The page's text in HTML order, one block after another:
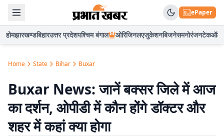
ePaper
होमझारखण्डबिहारउत्तर प्रदेशपश्चिम बंगाल ओरिजिनलएजुकेशनबिजनेसमनोरंजनटेकऑटो
Home State Bihar Buxar
Buxar News: जानें बक्सर जिले में आज
का दर्शन, ओपीडी में कौन होंगे डॉक्टर और
शहर में कहां क्या होगा